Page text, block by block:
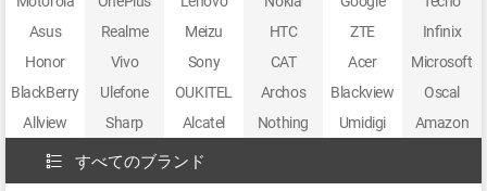
Asus
Realme Meizu HTC ZTE
Infinix
Honor
Vivo Sony CAT Acer
Microsoft
BlackBerry
Ulefone OUKITEL Archos Blackview
Oscal
Allview
Sharp Alcatel Nothing Umidigi Amazon
すべてのブランド